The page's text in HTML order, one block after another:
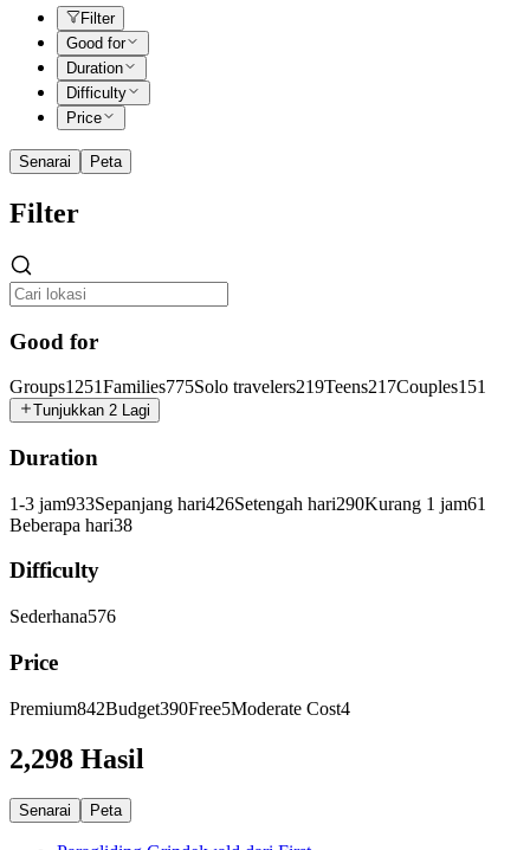
Filter
Good for
Duration
Difficulty
Price
Senarai Peta
Filter
Good for
Groups1251Families775Solo travelers219Teens217Couples151
Tunjukkan 2 Lagi
Duration
1-3 jam933Sepanjang hari426Setengah hari290Kurang 1 jam61
Beberapa hari38
Difficulty
Sederhana576
Price
Premium842Budget390Free5Moderate Cost4
2,298 Hasil
Senarai Peta